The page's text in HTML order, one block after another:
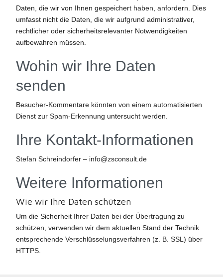
Daten, die wir von Ihnen gespeichert haben, anfordern. Dies
umfasst nicht die Daten, die wir aufgrund administrativer,
rechtlicher oder sicherheitsrelevanter Notwendigkeiten
aufbewahren müssen.
Wohin wir Ihre Daten
senden
Besucher-Kommentare könnten von einem automatisierten
Dienst zur Spam-Erkennung untersucht werden.
Ihre Kontakt-Informationen
Stefan Schreindorfer – info@zsconsult.de
Weitere Informationen
Wie wir Ihre Daten schützen
Um die Sicherheit Ihrer Daten bei der Übertragung zu
schützen, verwenden wir dem aktuellen Stand der Technik
entsprechende Verschlüsselungsverfahren (z. B. SSL) über
HTTPS.